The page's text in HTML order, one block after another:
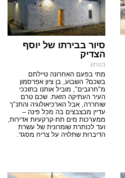
סיור בבירתו של יוסף
הצדיק
בטחון
מתי בפעם האחרונה טיילתם
בשכם? השבוע, בן ציון אפרסמון
מ"חרגבים", מוביל אותנו בתוככי
העיר העתיקה הזאת. שכם טרם
שוחררה, אבל הארכיאולוגיה והתנ"ך
עדיין מבצבצים בה מכל פינה –
ממערכות מים תת-קרקעיות אדירות,
ועד לכותרת שומרונית של עשרת
הדיברות שתלויה על צריח מסגד.